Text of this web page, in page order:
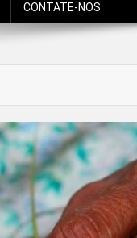
CONTATE-NOS